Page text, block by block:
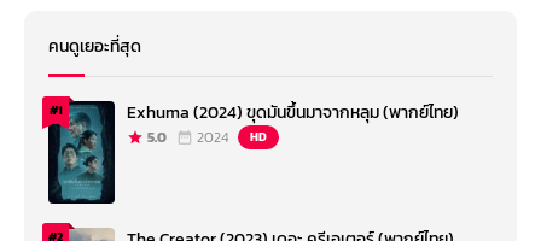
คนดูเยอะที่สุด
#1 Exhuma (2024) ขุดมันขึ้นมาจากหลุม (พากย์ไทย)
5.0 2024 HD
#2